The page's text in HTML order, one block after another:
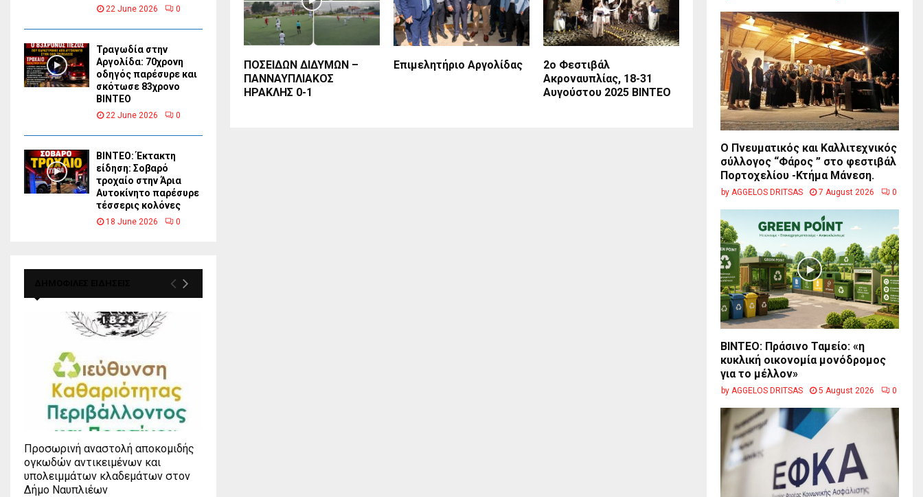
ΠΟΣΕΙΔΩΝ ΔΙΔΥΜΩΝ –
ΠΑΝΝΑΥΠΛΙΑΚΟΣ
ΗΡΑΚΛΗΣ 0-1
Επιμελητήριο Αργολίδας
2ο Φεστιβάλ
Ακροναυπλίας, 18-31
Αυγούστου 2025 ΒΙΝΤΕΟ
22 June 2026 0
Τραγωδία στην
Αργολίδα: 70χρονη
οδηγός παρέσυρε και
σκότωσε 83χρονο
ΒΙΝΤΕΟ
22 June 2026 0
ΒΙΝΤΕΟ: Έκτακτη
είδηση: Σοβαρό
τροχαίο στην Άρια
Αυτοκίνητο παρέσυρε
τέσσερις κολόνες
18 June 2026 0
Προσωρινή αναστολή αποκομιδής
ογκωδών αντικειμένων και
υπολειμμάτων κλαδεμάτων στον
Δήμο Ναυπλιέων
Ο Πνευματικός και Καλλιτεχνικός
σύλλογος “Φάρος ” στο φεστιβάλ
Πορτοχελίου -Κτήμα Μάνεση.
by AGGELOS DRITSAS 7 August 2026 0
BINTEO: Πράσινο Ταμείο: «η
κυκλική οικονομία μονόδρομος
για το μέλλον»
by AGGELOS DRITSAS 5 August 2026 0